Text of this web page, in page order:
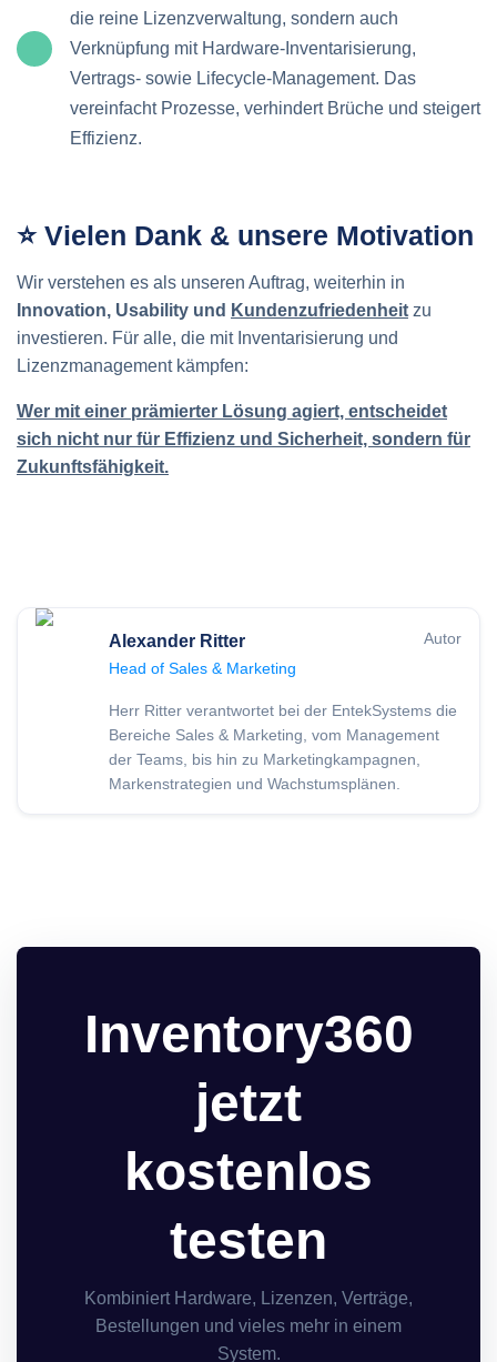
die reine Lizenzverwaltung, sondern auch
Verknüpfung mit Hardware-Inventarisierung,
Vertrags- sowie Lifecycle-Management. Das
vereinfacht Prozesse, verhindert Brüche und steigert
Effizienz.
⭐ Vielen Dank & unsere Motivation
Wir verstehen es als unseren Auftrag, weiterhin in
Innovation, Usability und Kundenzufriedenheit zu
investieren. Für alle, die mit Inventarisierung und
Lizenzmanagement kämpfen:
Wer mit einer prämierter Lösung agiert, entscheidet
sich nicht nur für Effizienz und Sicherheit, sondern für
Zukunftsfähigkeit.
Alexander Ritter
Autor
Head of Sales & Marketing
Herr Ritter verantwortet bei der EntekSystems die
Bereiche Sales & Marketing, vom Management
der Teams, bis hin zu Marketingkampagnen,
Markenstrategien und Wachstumsplänen.
Inventory360
jetzt
kostenlos
testen
Kombiniert Hardware, Lizenzen, Verträge,
Bestellungen und vieles mehr in einem
System.